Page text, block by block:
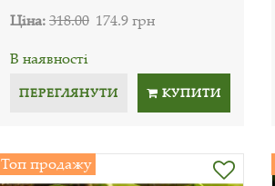
Ціна:318.00 174.9 грн
В наявності
ПЕРЕГЛЯНУТИ КУПИТИ
Топ продажу